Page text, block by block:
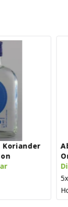
Absinthe
Originals
Direct